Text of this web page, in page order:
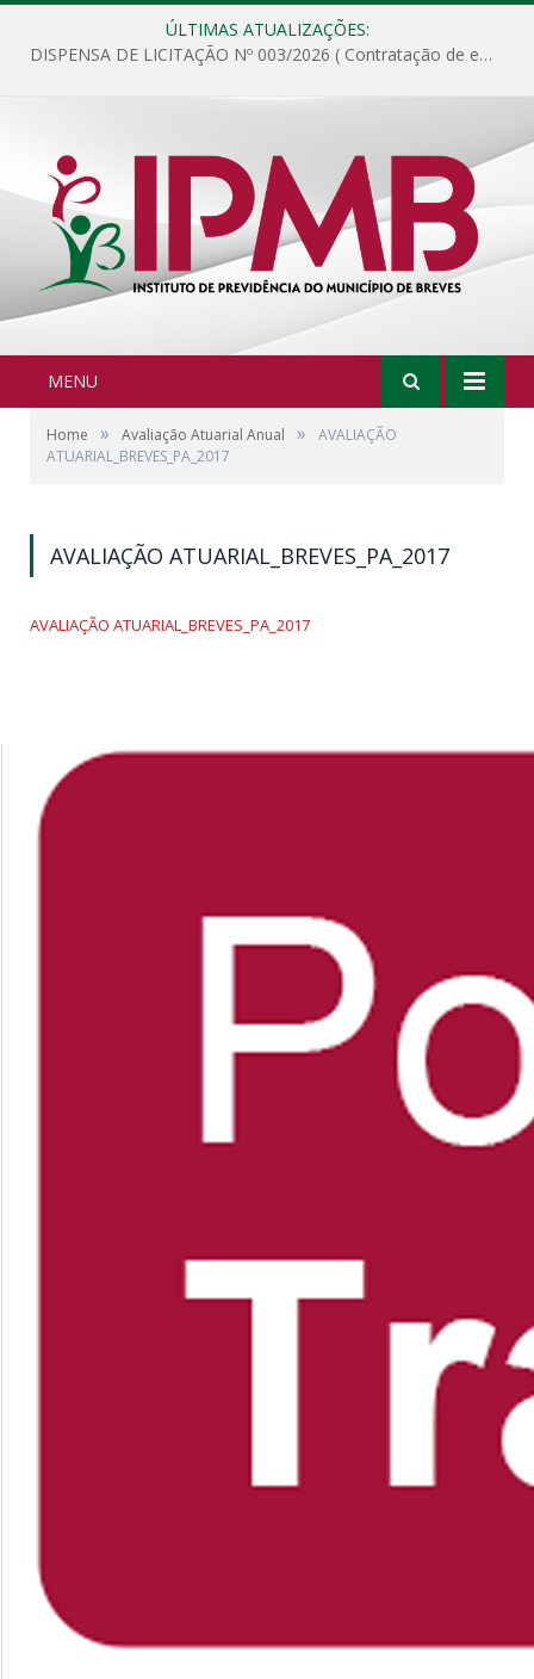
ÚLTIMAS ATUALIZAÇÕES:
DISPENSA DE LICITAÇÃO Nº 003/2026 ( Contratação de empresa para fornecimento de gêneros alimentícios não perecíveis, materiais de expediente, descartáveis, copa e cozinha, para análise e posterior publicação.)
MENU
Home » Avaliação Atuarial Anual »
AVALIAÇÃO
ATUARIAL_BREVES_PA_2017
AVALIAÇÃO ATUARIAL_BREVES_PA_2017
AVALIAÇÃO ATUARIAL_BREVES_PA_2017